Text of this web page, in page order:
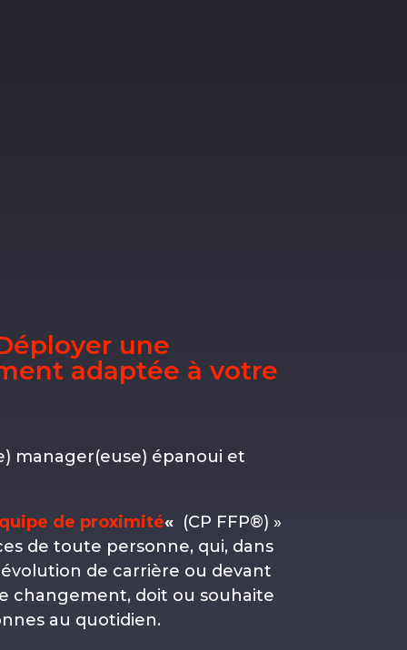
une
adaptée à votre
manager(euse) épanoui et
de proximité« (CP FFP®) »
de toute personne, qui, dans
de carrière ou devant
changement, doit ou souhaite
au quotidien.